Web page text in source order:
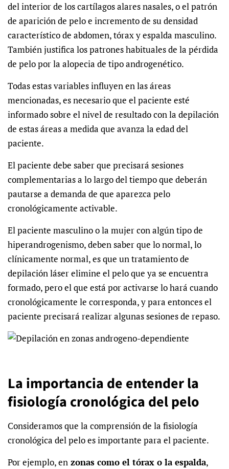
del interior de los cartílagos alares nasales, o el patrón
de aparición de pelo e incremento de su densidad
característico de abdomen, tórax y espalda masculino.
También justifica los patrones habituales de la pérdida
de pelo por la alopecia de tipo androgenético.
Todas estas variables influyen en las áreas
mencionadas, es necesario que el paciente esté
informado sobre el nivel de resultado con la depilación
de estas áreas a medida que avanza la edad del
paciente.
El paciente debe saber que precisará sesiones
complementarias a lo largo del tiempo que deberán
pautarse a demanda de que aparezca pelo
cronológicamente activable.
El paciente masculino o la mujer con algún tipo de
hiperandrogenismo, deben saber que lo normal, lo
clínicamente normal, es que un tratamiento de
depilación láser elimine el pelo que ya se encuentra
formado, pero el que está por activarse lo hará cuando
cronológicamente le corresponda, y para entonces el
paciente precisará realizar algunas sesiones de repaso.
La importancia de entender la
fisiología cronológica del pelo
Consideramos que la comprensión de la fisiología
cronológica del pelo es importante para el paciente.
Por ejemplo, en zonas como el tórax o la espalda,